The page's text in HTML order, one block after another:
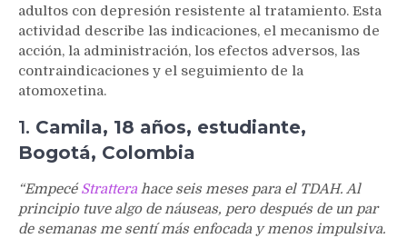
de
Strattera
adultos con depresión resistente al tratamiento. Esta
actividad describe las indicaciones, el mecanismo de
acción, la administración, los efectos adversos, las
contraindicaciones y el seguimiento de la
atomoxetina.
1. Camila, 18 años, estudiante,
Bogotá, Colombia
“EmpecéStrattera hace seis meses para el TDAH. Al
principio tuve algo de náuseas, pero después de un par
de semanas me sentí más enfocada y menos impulsiva.